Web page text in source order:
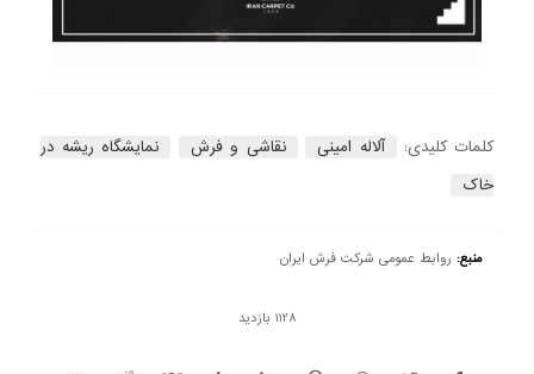
کلمات کلیدی: آلاله امینی نقاشی و فرش
نمایشگاه ریشه در
خاک
منبع: روابط عمومی شرکت فرش ایران
1128 بازدید